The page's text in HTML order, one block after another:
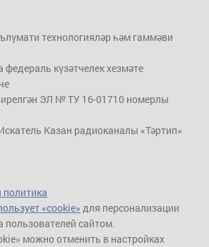
технологияләр һәм гаммәви
федераль күзәтчелек хезмәте
ЭЛ № ТУ 16-01710 номерлы
Казан радиоканалы «Тәртип»
«cookie» для персонализации
пользователей сайтом.
можно отменить в настройках